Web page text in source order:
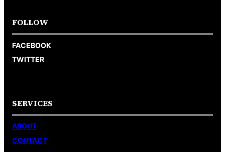
FOLLOW
FACEBOOK
TWITTER
SERVICES
ABOUT
CONTACT